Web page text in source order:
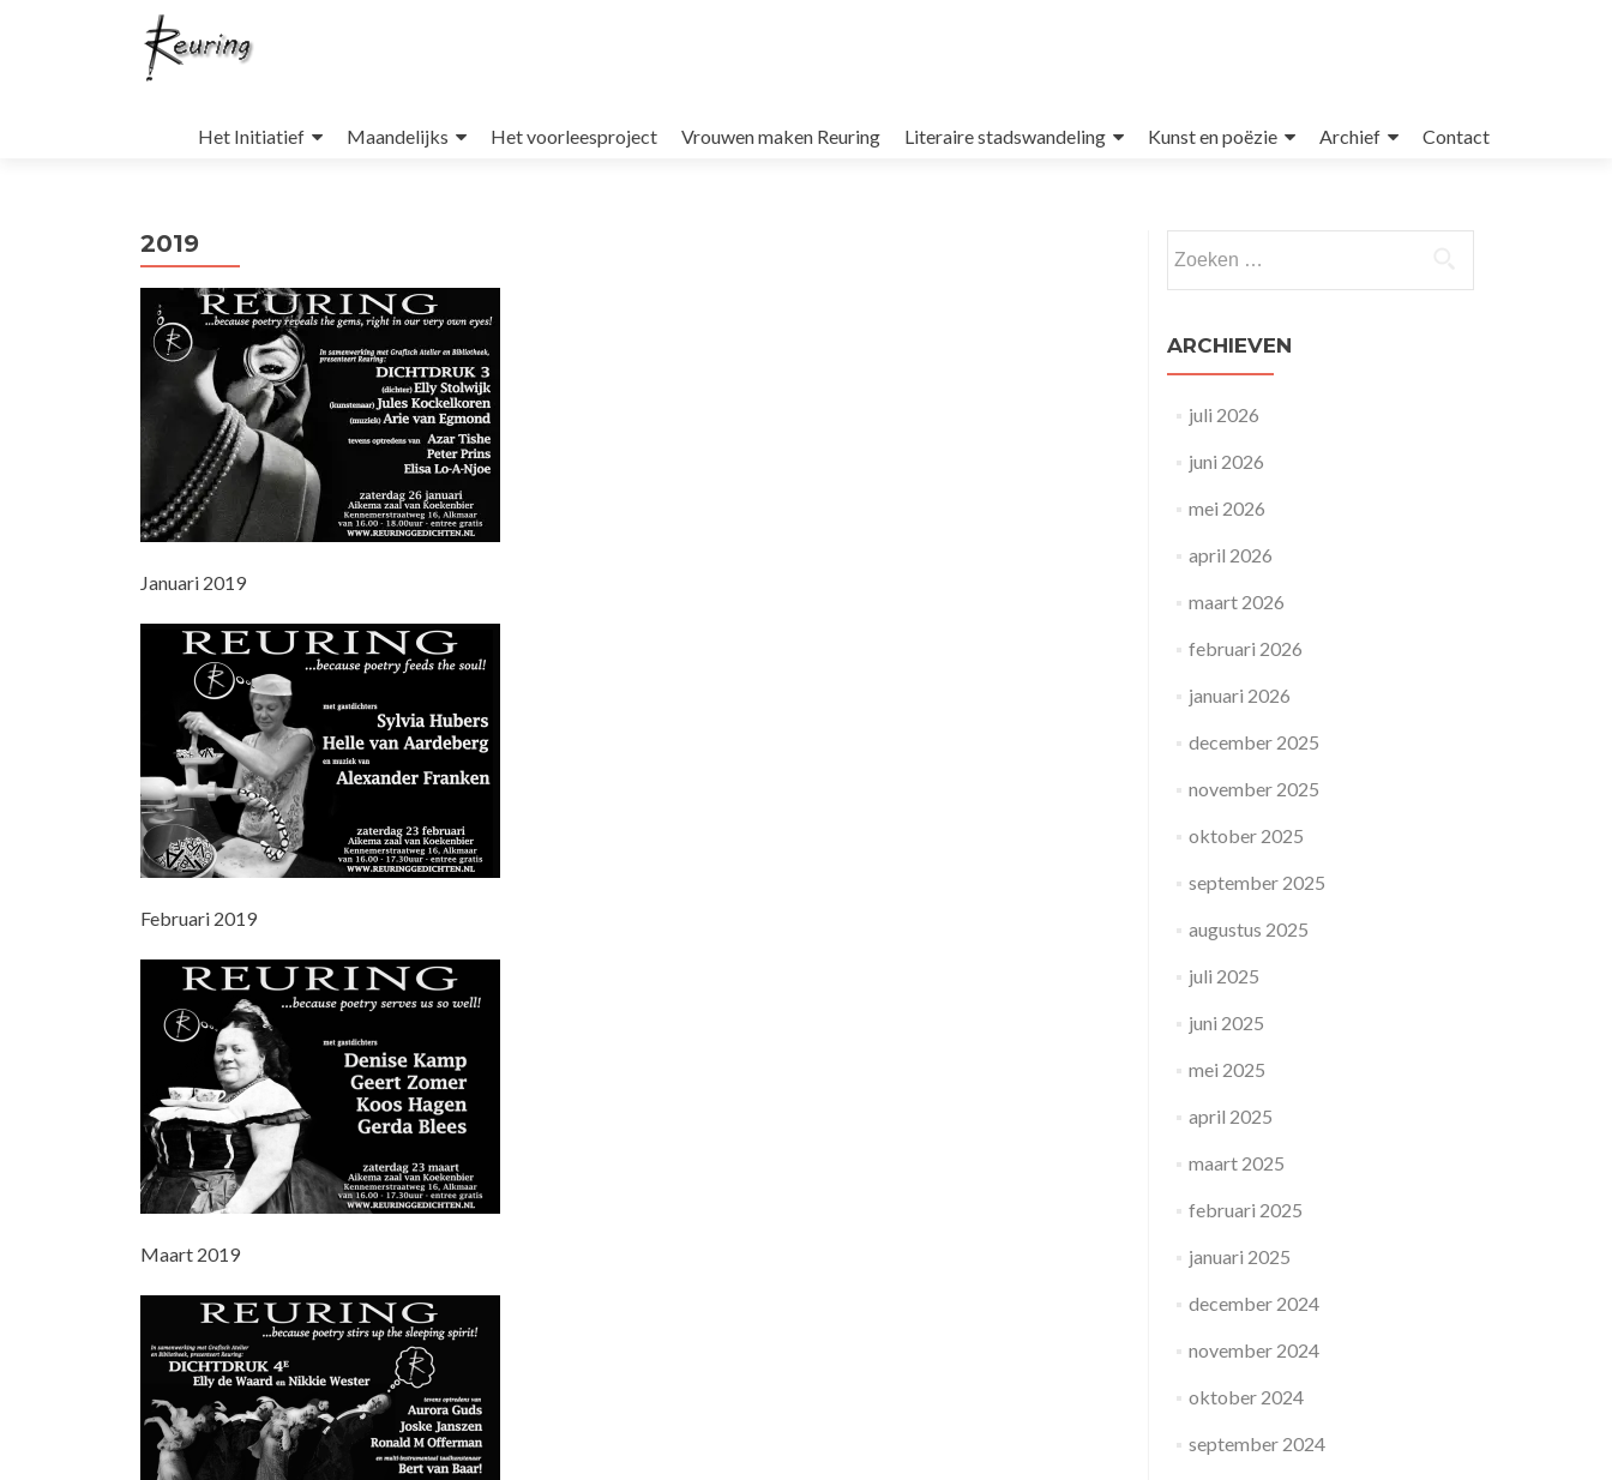
de
Het Initiatief Maandelijks Het voorleesproject Vrouwen maken Reuring Literaire stadswandeling Kunst en poëzie Archief Contact
2019
Januari 2019
Februari 2019
Maart 2019
naar:
ARCHIEVEN
juli 2026
juni 2026
mei 2026
april 2026
maart 2026
februari 2026
januari 2026
december 2025
november 2025
oktober 2025
september 2025
augustus 2025
juli 2025
juni 2025
mei 2025
april 2025
maart 2025
februari 2025
januari 2025
december 2024
november 2024
oktober 2024
september 2024